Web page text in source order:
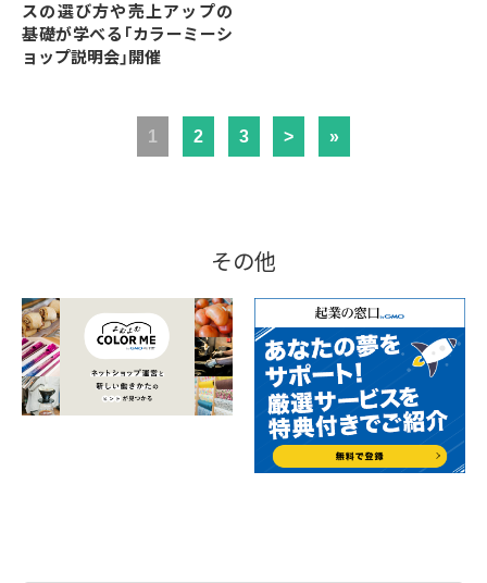
スの選び方や売上アップの
基礎が学べる「カラーミーシ
ョップ説明会」開催
1 2 3 > »
その他